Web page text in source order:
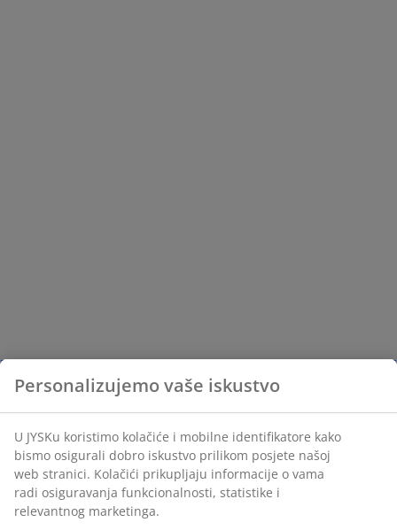
Personalizujemo vaše iskustvo
U JYSKu koristimo kolačiće i mobilne identifikatore kako
bismo osigurali dobro iskustvo prilikom posjete našoj
web stranici. Kolačići prikupljaju informacije o vama
radi osiguravanja funkcionalnosti, statistike i
relevantnog marketinga.